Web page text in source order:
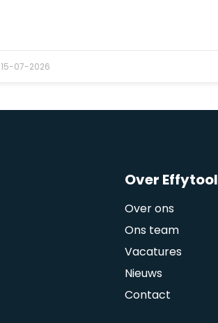
15-07-2026
Over Effytool
Over ons
Ons team
Vacatures
Nieuws
Contact